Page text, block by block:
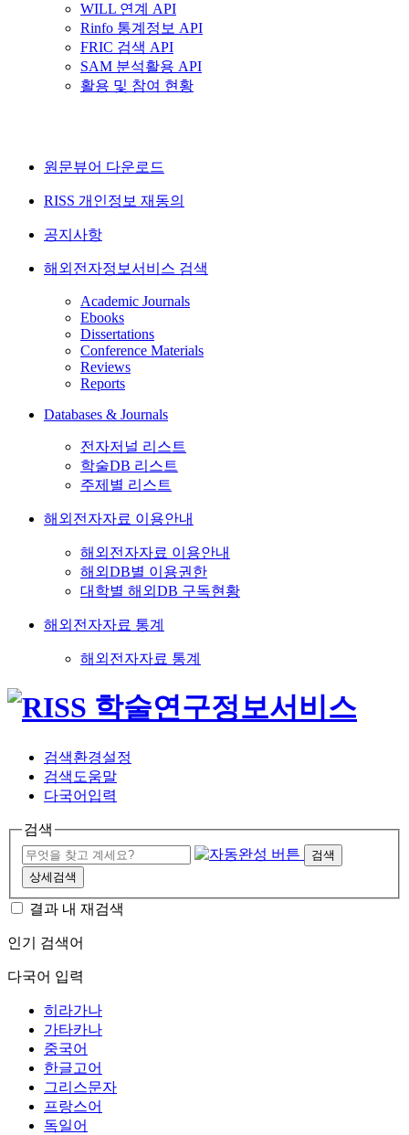
WILL 연계 API
Rinfo 통계정보 API
FRIC 검색 API
SAM 분석활용 API
활용 및 참여 현황
원문뷰어 다운로드
RISS 개인정보 재동의
공지사항
해외전자정보서비스 검색
Academic Journals
Ebooks
Dissertations
Conference Materials
Reviews
Reports
Databases & Journals
전자저널 리스트
학술DB 리스트
주제별 리스트
해외전자자료 이용안내
해외전자자료 이용안내
해외DB별 이용권한
대학별 해외DB 구독현황
해외전자자료 통계
해외전자자료 통계
검색환경설정
검색도움말
다국어입력
검색
검색
상세검색
결과 내 재검색
인기 검색어
다국어 입력
히라가나
가타카나
중국어
한글고어
그리스문자
프랑스어
독일어